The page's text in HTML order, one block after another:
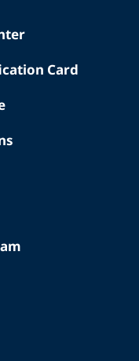
Card